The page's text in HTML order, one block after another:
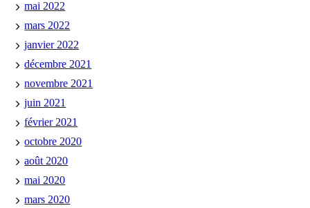
mai 2022
mars 2022
janvier 2022
décembre 2021
novembre 2021
juin 2021
février 2021
octobre 2020
août 2020
mai 2020
mars 2020